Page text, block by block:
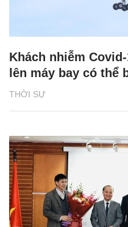
THỜI SỰ
Khách nhiễm
lên máy bay có thể